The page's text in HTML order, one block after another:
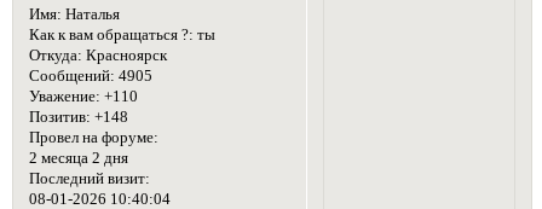
Имя: Наталья
Как к вам обращаться ?: ты
Откуда: Красноярск
Сообщений: 4905
Уважение: +110
Позитив: +148
Провел на форуме:
2 месяца 2 дня
Последний визит:
08-01-2026 10:40:04